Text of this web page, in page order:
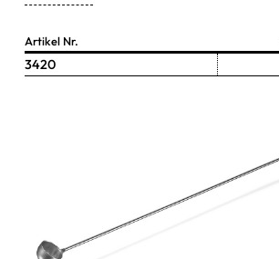
Zangen & Scheren
Schüsseln & Schalen
Artikel Nr.
3420